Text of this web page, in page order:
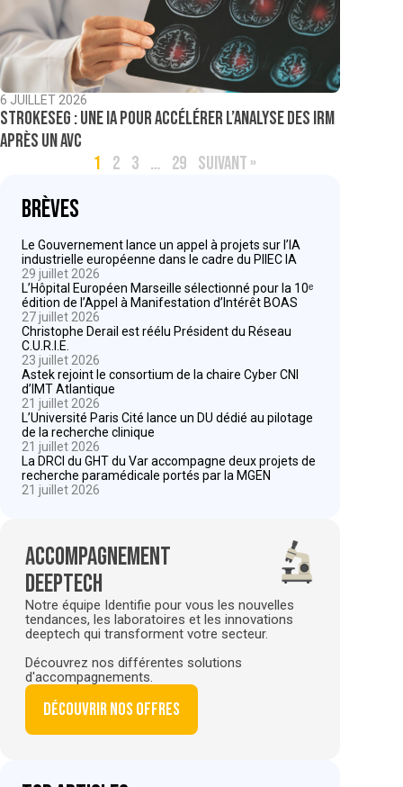
6 JUILLET 2026
StrokeSeg : une IA pour accélérer l’analyse des IRM
après un AVC
1 2 3 … 29 SUIVANT »
Brèves
Le Gouvernement lance un appel à projets sur l’IA
industrielle européenne dans le cadre du PIIEC IA
29 juillet 2026
L’Hôpital Européen Marseille sélectionné pour la 10ᵉ
édition de l’Appel à Manifestation d’Intérêt BOAS
27 juillet 2026
Christophe Derail est réélu Président du Réseau
C.U.R.I.E.
23 juillet 2026
Astek rejoint le consortium de la chaire Cyber CNI
d’IMT Atlantique
21 juillet 2026
L’Université Paris Cité lance un DU dédié au pilotage
de la recherche clinique
21 juillet 2026
La DRCI du GHT du Var accompagne deux projets de
recherche paramédicale portés par la MGEN
21 juillet 2026
Accompagnement
deeptech
Notre équipe Identifie pour vous les nouvelles
tendances, les laboratoires et les innovations
deeptech qui transforment votre secteur.
Découvrez nos différentes solutions
d'accompagnements.
Découvrir nos offres